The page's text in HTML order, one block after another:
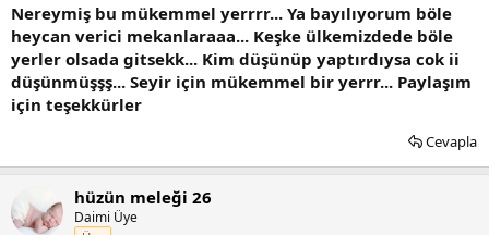
Nereymiş bu mükemmel yerrrr... Ya bayılıyorum böle
heycan verici mekanlaraaa... Keşke ülkemizdede böle
yerler olsada gitsekk... Kim düşünüp yaptırdıysa cok ii
düşünmüşşş... Seyir için mükemmel bir yerrr... Paylaşım
için teşekkürler
Cevapla
hüzün meleği 26
Daimi Üye